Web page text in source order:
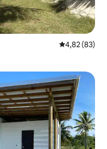
Classificação
4,82 (83)